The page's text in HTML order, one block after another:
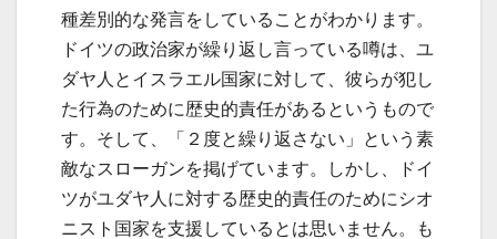
種差別的な発言をしていることがわかります。
ドイツの政治家が繰り返し言っている噂は、ユ
ダヤ人とイスラエル国家に対して、彼らが犯し
た行為のために歴史的責任があるというもので
す。そして、「２度と繰り返さない」という素
敵なスローガンを掲げています。しかし、ドイ
ツがユダヤ人に対する歴史的責任のためにシオ
ニスト国家を支援しているとは思いません。も